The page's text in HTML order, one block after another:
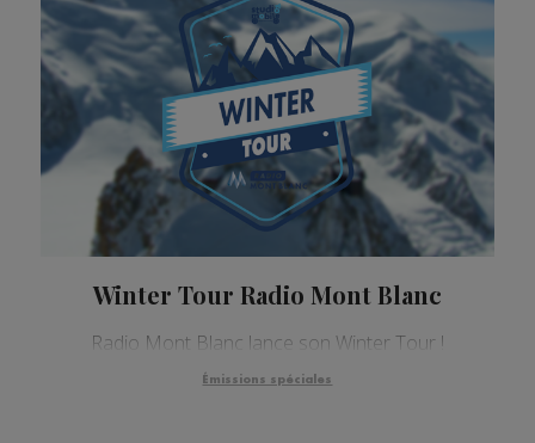
Winter Tour Radio Mont Blanc
Radio Mont Blanc lance son Winter Tour !
Émissions spéciales